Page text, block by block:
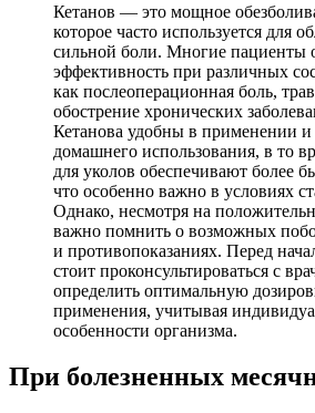
Кетанов — это мощное
которое часто используется для
сильной боли. Многие пациенты
эффективность при различных
как послеоперационная боль,
обострение хронических
Кетанова удобны в применении и
домашнего использования, в то
для уколов обеспечивают более
что особенно важно в условиях
Однако, несмотря на
важно помнить о возможных
и противопоказаниях. Перед
стоит проконсультироваться с
определить оптимальную
применения, учитывая
особенности организма.
При болезненных